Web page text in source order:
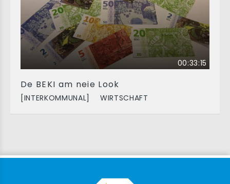
00:33:15
De BEKI am neie Look
[INTERKOMMUNAL] WIRTSCHAFT